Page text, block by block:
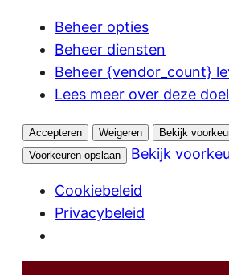
Beheer opties
Beheer diensten
Beheer {vendor_count}
Lees meer over deze
Accepteren Weigeren
Bekijk
Voorkeuren opslaan
Bekijk
Cookiebeleid
Privacybeleid